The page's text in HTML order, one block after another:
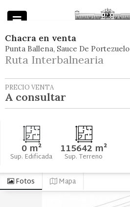
Chacra en venta
Punta Ballena Sauce De Portezuelo
Ruta Interbalnearia
PRECIO VENTA
A consultar
0 m²
Sup. Edificada 115642 m²
Sup. Terreno
Fotos Mapa